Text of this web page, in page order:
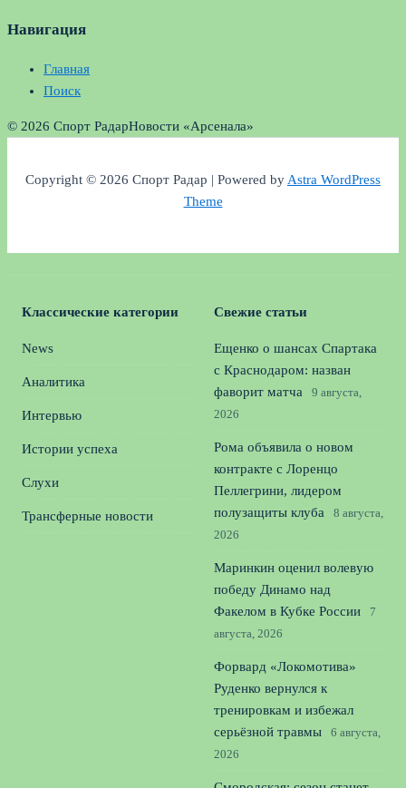
Навигация
Главная
Поиск
© 2026 Спорт РадарНовости «Арсенала»
Copyright © 2026 Спорт Радар | Powered byAstra WordPress
Theme
Классические категории
News
Аналитика
Интервью
Истории успеха
Слухи
Трансферные новости
Свежие статьи
Ещенко о шансах Спартака
с Краснодаром: назван
фаворит матча
9 августа,
2026
Рома объявила о новом
контракте с Лоренцо
Пеллегрини, лидером
полузащиты клуба
8 августа,
2026
Маринкин оценил волевую
победу Динамо над
Факелом в Кубке России
7
августа, 2026
Форвард «Локомотива»
Руденко вернулся к
тренировкам и избежал
серьёзной травмы
6 августа,
2026